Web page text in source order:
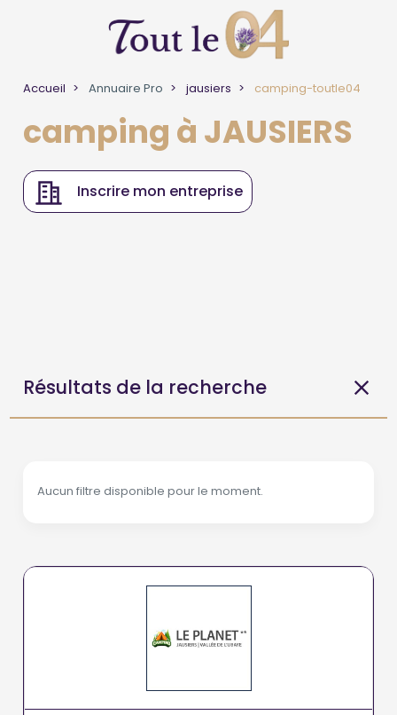
Accueil Annuaire Pro jausiers camping-toutle04
camping à JAUSIERS
Inscrire mon entreprise
Résultats de la recherche
Aucun filtre disponible pour le moment.